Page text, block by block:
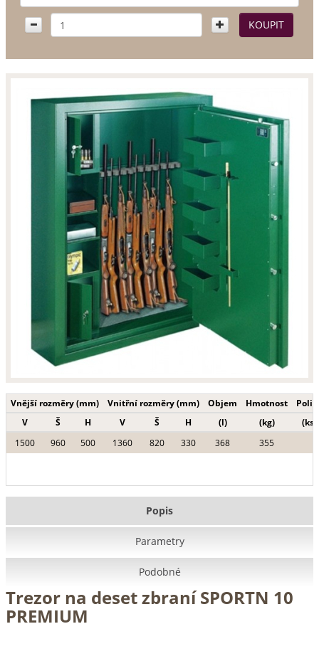
Vnější rozměry (mm) Vnitřní rozměry (mm) Objem Hmotnost
V
Š H V Š H (l) (kg)
(ks)
1500
960 500 1360 820 330 368 355
Popis
Parametry
Podobné
Trezor na deset zbraní SPORTN 10
PREMIUM